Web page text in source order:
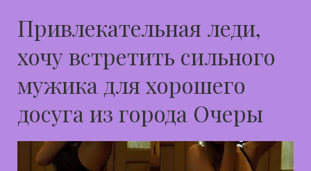
Привлекательная леди,
хочу встретить сильного
мужика для хорошего
досуга из города Очеры